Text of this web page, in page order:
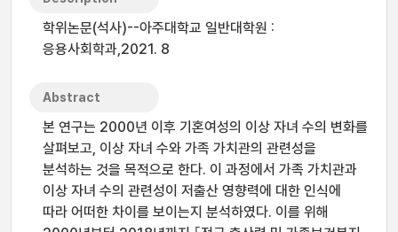
학위논문(석사)--아주대학교 일반대학원 :
응용사회학과,2021. 8
Abstract
본 연구는 2000년 이후 기혼여성의 이상 자녀 수의 변화를
살펴보고, 이상 자녀 수와 가족 가치관의 관련성을
분석하는 것을 목적으로 한다. 이 과정에서 가족 가치관과
이상 자녀 수의 관련성이 저출산 영향력에 대한 인식에
따라 어떠한 차이를 보이는지 분석하였다. 이를 위해